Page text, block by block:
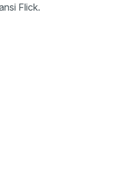
Flick.